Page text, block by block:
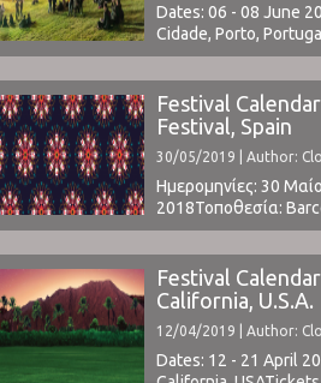
Dates: 06 - 08 June
Cidade, Porto,
NOS Primavera
(link) | Day 3
Sound 2018:Full
by Valentina Vagena ⁪
Festival
Festival, Spain
30/05/2019 | Author:
Ημερομηνίες: 30
2018Τοποθεσία:
Primavera 2014: Day
at Primavera 2016:
Primavera 2017: Part
Primavera 2018: Part
Festival
California, U.S.A.
12/04/2019 | Author:
Dates: 12 - 21 April